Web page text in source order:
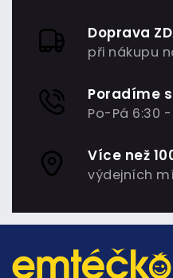
Doprava
při nákupu
Poradíme
Po-Pá 6:30 -
Více než
výdejních